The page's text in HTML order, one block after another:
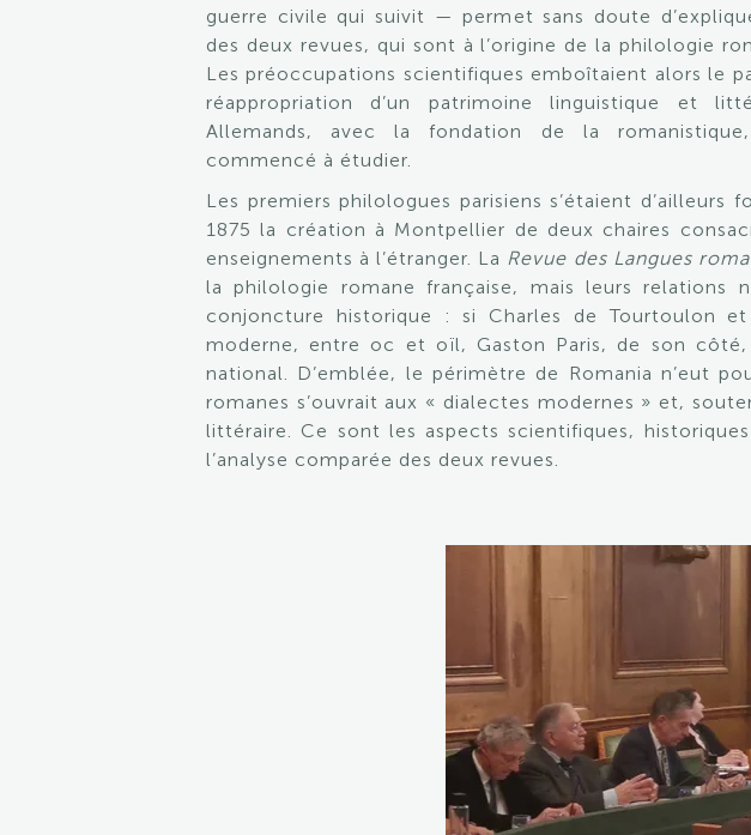
guerre civile qui suivit — permet sans doute
des deux revues, qui sont à l’origine de la philologie
Les préoccupations scientifiques emboîtaient alors le
réappropriation d’un patrimoine linguistique et
Allemands, avec la fondation de la
commencé à étudier.
Les premiers philologues parisiens s’étaient
1875 la création à Montpellier de deux chaires
enseignements à l’étranger. La Revue des Langues
la philologie romane française, mais leurs relations
conjoncture historique : si Charles de Tourtoulon
moderne, entre oc et oïl, Gaston Paris, de son
national. D’emblée, le périmètre de Romania n’eut
romanes s’ouvrait aux « dialectes modernes » et,
littéraire. Ce sont les aspects scientifiques,
l’analyse comparée des deux revues.